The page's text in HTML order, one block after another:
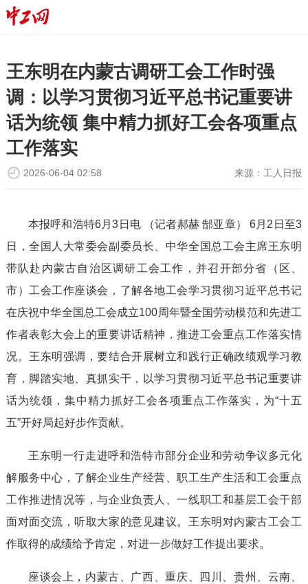
王东明在内蒙古调研工会工作时强
调：以学习贯彻习近平总书记重要讲
话为统领 集中精力抓好工会各项重点
工作落实
来源： 工人日报
2026-06-04 02:58
本报呼和浩特6月3日电 （记者郝赫 郜亚章） 6月2日至3
日，全国人大常委会副委员长、中华全国总工会主席王东明
带队赴内蒙古自治区调研工会工作，并召开部分省（区、
市）工会工作座谈会，了解各地工会学习贯彻习近平总书记
在庆祝中华全国总工会成立100周年暨全国劳动模范和先进工
作者表彰大会上的重要讲话精神，推进工会重点工作落实情
况。王东明强调，要结合开展树立和践行正确政绩观学习教
育，脚踏实地、真抓实干，以学习贯彻习近平总书记重要讲
话为统领，集中精力抓好工会各项重点工作落实，为“十五
五”开好局起好步作贡献。
王东明一行走进呼和浩特市部分企业和劳动争议多元化
解服务中心，了解企业生产经营、职工生产生活和工会重点
工作推进情况等，与企业负责人、一线职工和基层工会干部
面对面交流，听取大家的意见建议。王东明对内蒙古工会工
作取得的成绩给予肯定，对进一步做好工作提出要求。
座谈会上，内蒙古、广西、重庆、四川、贵州、云南、